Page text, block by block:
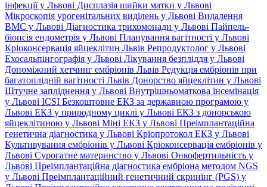
інфекції у Львові Дисплазія шийки матки у Львові
Мікроскопія урогенітальних виділень у Львові Видалення
ВМС у Львові Діагностика трихомонади у Львові Пайпель-
біопсія ендометрія у Львові Планування вагітності у Львові
Кріоконсервація яйцеклітин Львів Репродуктолог у Львові
Ехосальпінгографія у Львові Лікування безпліддя у Львові
Допоміжний хетчинг ембріонів Львів Редукція ембріонів при
багатоплідній вагітності Львів Донорство яйцеклітин у Львові
Штучне запліднення у Львові Внутрішньоматкова інсемінація
у Львові ICSI Безкоштовне ЕКЗ за державною програмою у
Львові ЕКЗ у природному циклі у Львові ЕКЗ з донорською
яйцеклітиною у Львові Міні ЕКЗ у Львові Преімплантаційна
генетична діагностика у Львові Кріопротокол ЕКЗ у Львові
Культивування ембріонів у Львові Кріоконсервація ембріонів у
Львові Сурогатне материнство у Львові Онкофертильність у
Львові Преімплантаційна діагностика ембріона методом NGS
у Львові Преімплантаційний генетичний скринінг (PGS) у